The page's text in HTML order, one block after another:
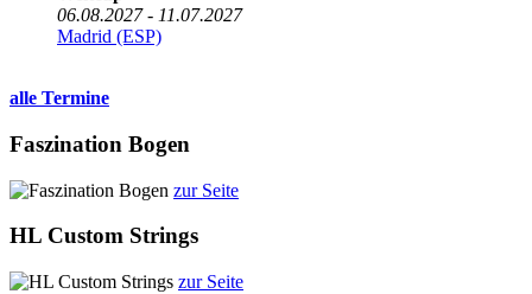
06.08.2027 - 11.07.2027
Madrid (ESP)
alle Termine
Faszination Bogen
zur Seite
HL Custom Strings
zur Seite